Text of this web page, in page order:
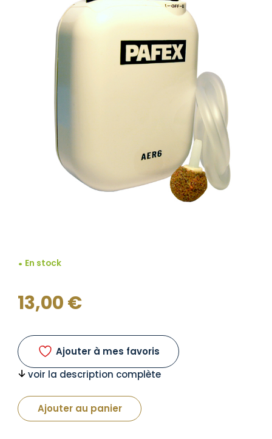
En stock
13,00€
Ajouter à mes favoris
voir la description complète
Ajouter au panier